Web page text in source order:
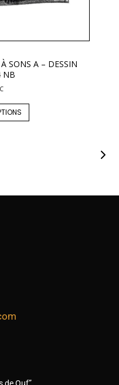
SONS A – DESSIN
NB